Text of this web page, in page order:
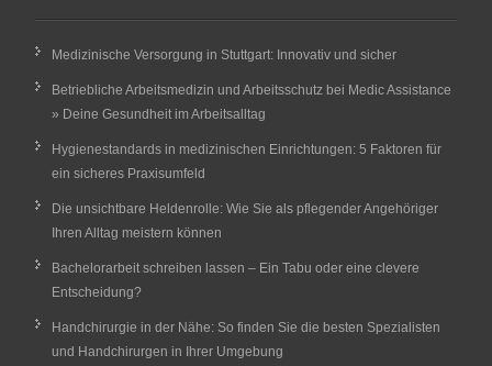
Medizinische Versorgung in Stuttgart: Innovativ und sicher
Betriebliche Arbeitsmedizin und Arbeitsschutz bei Medic Assistance
» Deine Gesundheit im Arbeitsalltag
Hygienestandards in medizinischen Einrichtungen: 5 Faktoren für
ein sicheres Praxisumfeld
Die unsichtbare Heldenrolle: Wie Sie als pflegender Angehöriger
Ihren Alltag meistern können
Bachelorarbeit schreiben lassen – Ein Tabu oder eine clevere
Entscheidung?
Handchirurgie in der Nähe: So finden Sie die besten Spezialisten
und Handchirurgen in Ihrer Umgebung